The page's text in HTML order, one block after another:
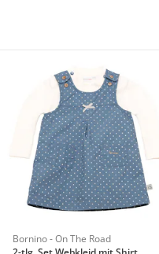
Bornino - On The Road